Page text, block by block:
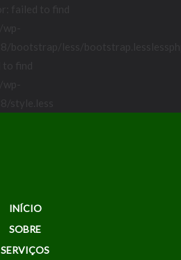
INÍCIO
SOBRE
SERVIÇOS